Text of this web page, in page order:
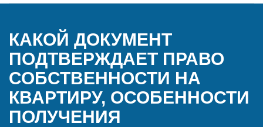
КАКОЙ ДОКУМЕНТ
ПОДТВЕРЖДАЕТ ПРАВО
СОБСТВЕННОСТИ НА
КВАРТИРУ, ОСОБЕННОСТИ
ПОЛУЧЕНИЯ